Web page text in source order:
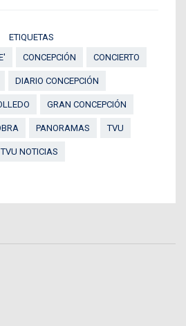
ETIQUETAS
CONCEPCIÓN CONCIERTO
DIARIO CONCEPCIÓN
GRAN CONCEPCIÓN
PANORAMAS TVU
TVU NOTICIAS